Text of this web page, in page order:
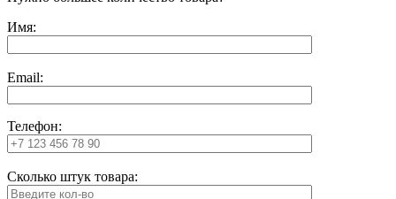
Имя:
Email:
Телефон:
Сколько штук товара: